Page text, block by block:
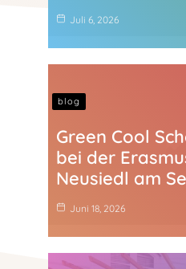
Juli 6, 2026
blog
Green Cool
bei der
Neusiedl am
Juni 18, 2026